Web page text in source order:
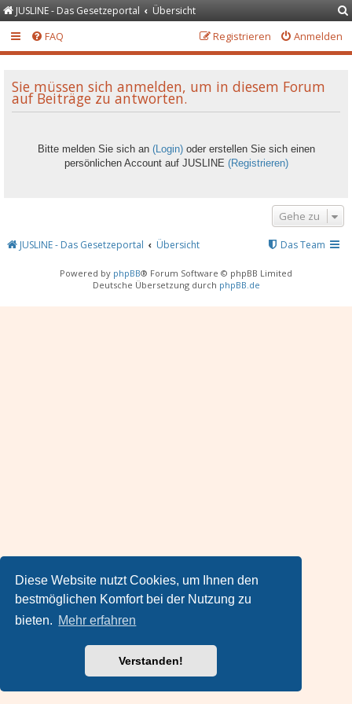
Diese Website nutzt Cookies, um Ihnen den
bestmöglichen Komfort bei der Nutzung zu
bieten. Mehr erfahren
Verstanden!
JUSLINE - Das Gesetzeportal Übersicht
FAQ Anmelden
Registrieren
Sie müssen sich anmelden, um in diesem Forum
auf Beiträge zu antworten.
Bitte melden Sie sich an (Login)oder erstellen Sie sich einen
persönlichen Account auf JUSLINE (Registrieren)
Gehe zu
JUSLINE - Das Gesetzeportal Übersicht Das Team
Powered by phpBB® Forum Software © phpBB Limited
Deutsche Übersetzung durch phpBB.de